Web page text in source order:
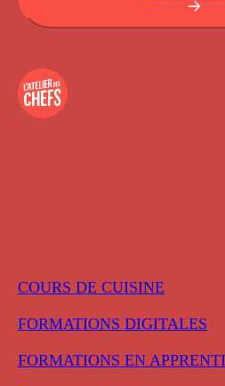
COURS DE CUISINE
FORMATIONS DIGITALES
FORMATIONS EN